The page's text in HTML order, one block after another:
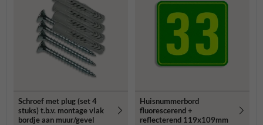
Schroef met plug (set 4
stuks) t.b.v. montage vlak
bordje aan muur/gevel
Huisnummerbord
fluorescerend +
reflecterend 119x109mm